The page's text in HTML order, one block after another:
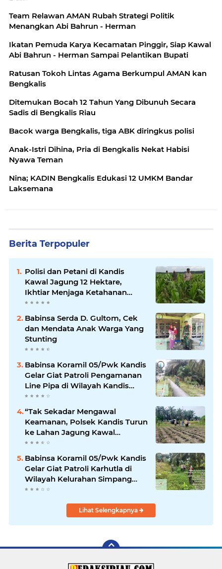
Team Relawan AMAN Rubah Strategi Politik
Menangkan Abi Bahrun - Herman
Ikatan Pemuda Karya Kecamatan Pinggir, Siap Kawal
Abi Bahrun - Herman Sampai Pelantikan Bupati
Ratusan Tokoh Lintas Agama Berkumpul AMAN kan
Bengkalis
Ditemukan Bocah 12 Tahun Yang Dibunuh Secara
Sadis di Bengkalis Riau
Bacok warga Bengkalis, tiga ABK diringkus polisi
Anak-Istri Dihina, Pria di Bengkalis Nekat Habisi
Nyawa Teman
Nina; KADIN Bengkalis Edukasi 12 UMKM Bandar
Laksemana
Berita Terpopuler
Polisi dan Petani di Kandis
Kawal Jagung 12 Hektare,
Ikhtiar Menjaga Ketahanan
Pangan
Babinsa Serda D. Gultom, Cek
dan Mendata Anak Warga Yang
Stunting
Babinsa Koramil 05/Pwk Kandis
Gelar Giat Patroli Pengamanan
Line Pipa di Wilayah Kandis
Kandis
“Tak Sekadar Mengawal
Keamanan, Polsek Kandis Turun
ke Lahan Jagung Kawal
Ketahanan Pangan
Babinsa Koramil 05/Pwk Kandis
Gelar Giat Patroli Karhutla di
Wilayah Kelurahan Simpang
Belutu
Lihat Selengkapnya